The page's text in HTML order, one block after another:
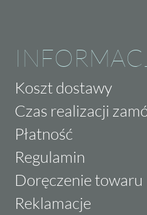
Koszt dostawy
Czas realizacji
Płatność
Regulamin
Doręczenie towaru
Reklamacje